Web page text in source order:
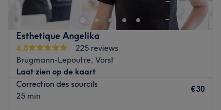
à des soins sur mesure effectués avec professionnalisme.
Que ce soit pour une pause bien-être rapide ou une
journée de cocooning, le salon met l'accent sur les soins
et garantit une expérience mémorable.
Transport public le plus proche
Le salon est situé à trois minutes à pied de l'arrêt de tram
Conseil.
Esthetique Angelika
4,8
225 reviews
Brugmann-Lepoutre, Vorst
Laat zien op de kaart
Correction des sourcils
25 min
€30